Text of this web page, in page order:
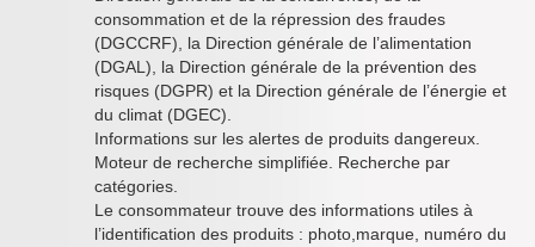
consommation et de la répression des fraudes
(DGCCRF), la Direction générale de l’alimentation
(DGAL), la Direction générale de la prévention des
risques (DGPR) et la Direction générale de l’énergie et
du climat (DGEC).
Informations sur les alertes de produits dangereux.
Moteur de recherche simplifiée. Recherche par
catégories.
Le consommateur trouve des informations utiles à
l’identification des produits : photo,marque, numéro du